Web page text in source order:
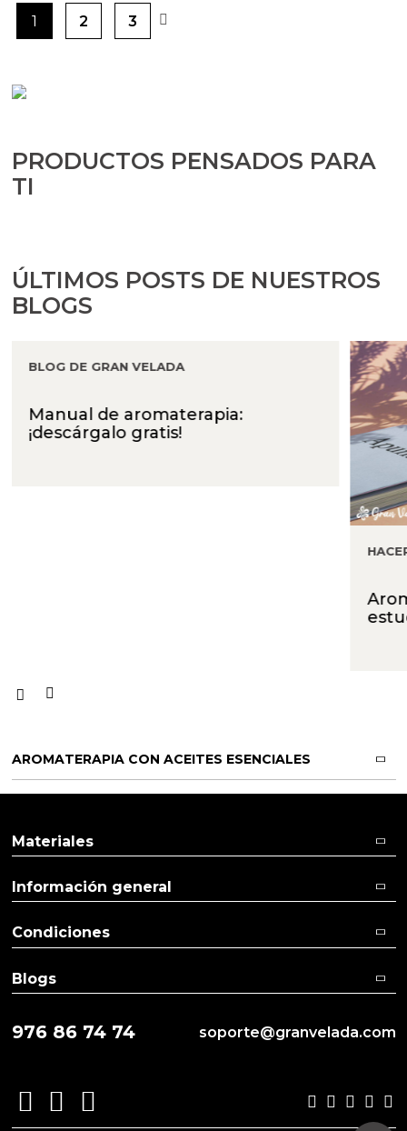
1 2 3
PRODUCTOS PENSADOS PARA
TI
ÚLTIMOS POSTS DE NUESTROS
BLOGS
BLOG DE GRAN VELADA
Manual de aromaterapia:
¡descárgalo gratis!
AROMATERAPIA CON ACEITES ESENCIALES
976 86 74 74 soporte@granvelada.com
Materiales
Información general
Condiciones
Blogs